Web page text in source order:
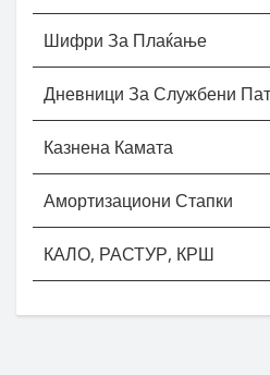
Шифри За Плаќање
Дневници За Службени
Казнена Камата
Амортизациони Стапки
КАЛО, РАСТУР, КРШ